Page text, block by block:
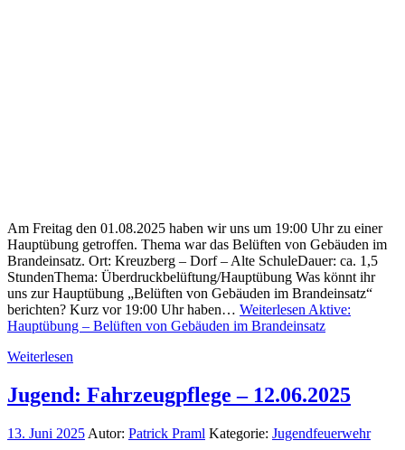
Am Freitag den 01.08.2025 haben wir uns um 19:00 Uhr zu einer
Hauptübung getroffen. Thema war das Belüften von Gebäuden im
Brandeinsatz. Ort: Kreuzberg – Dorf – Alte SchuleDauer: ca. 1,5
StundenThema: Überdruckbelüftung/Hauptübung Was könnt ihr
uns zur Hauptübung „Belüften von Gebäuden im Brandeinsatz“
berichten? Kurz vor 19:00 Uhr haben… Weiterlesen Aktive:
Hauptübung – Belüften von Gebäuden im Brandeinsatz
Weiterlesen
Jugend: Fahrzeugpflege – 12.06.2025
13. Juni 2025 Autor: Patrick Praml Kategorie: Jugendfeuerwehr